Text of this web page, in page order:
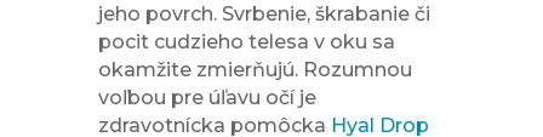
jeho povrch. Svrbenie, škrabanie či
pocit cudzieho telesa v oku sa
okamžite zmierňujú. Rozumnou
voľbou pre úľavu očí je
zdravotnícka pomôcka Hyal Drop